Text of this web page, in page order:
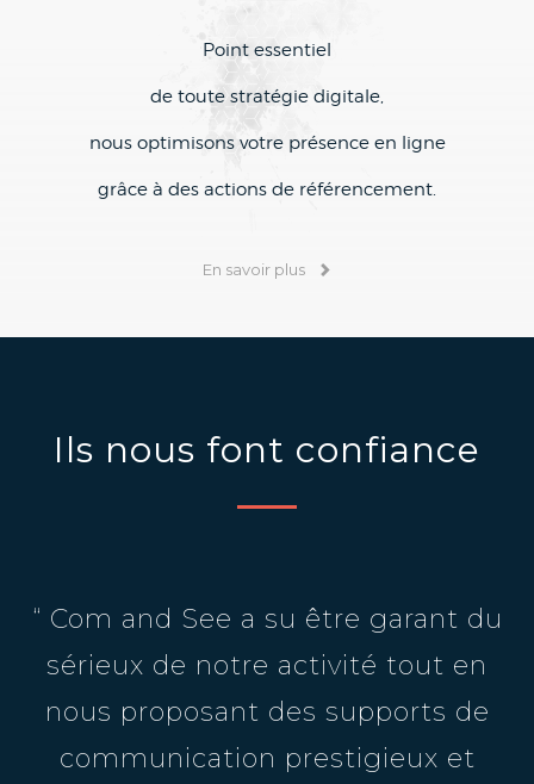
Point essentiel
de toute stratégie digitale,
nous optimisons votre présence en ligne
grâce à des actions de référencement.
En savoir plus
Ils nous font confiance
“ Com and See a su être garant du
sérieux de notre activité tout en
nous proposant des supports de
communication prestigieux et